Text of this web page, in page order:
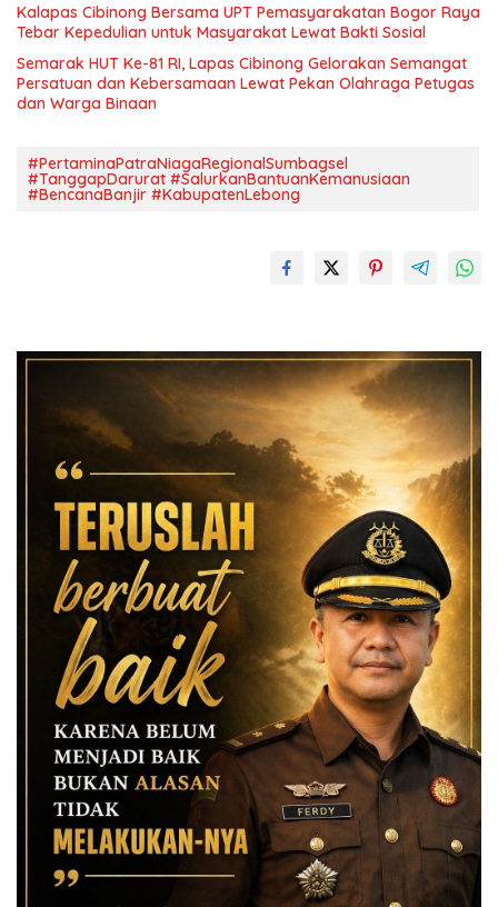
Kalapas Cibinong Bersama UPT Pemasyarakatan Bogor Raya
Tebar Kepedulian untuk Masyarakat Lewat Bakti Sosial
Semarak HUT Ke-81 RI, Lapas Cibinong Gelorakan Semangat
Persatuan dan Kebersamaan Lewat Pekan Olahraga Petugas
dan Warga Binaan
#PertaminaPatraNiagaRegionalSumbagsel
#TanggapDarurat #SalurkanBantuanKemanusiaan
#BencanaBanjir #KabupatenLebong